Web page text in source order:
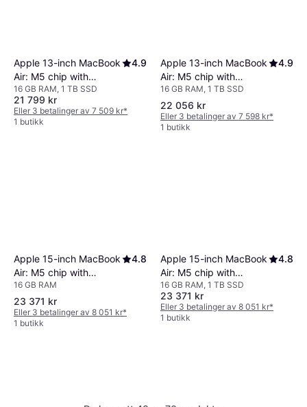
Apple 13-inch MacBook
Air: M5 chip with
10‑core CPU and
10‑core GPU, 16GB,
1TB SSD - Midnight
4.9
16 GB RAM, 1 TB SSD
21 799 kr
Eller 3 betalinger av 7 509 kr*
1 butikk
Apple 13-inch MacBook
Air: M5 chip with
10‑core CPU and
10‑core GPU, 16GB,
1TB SSD - Silver Danish
Layout
4.9
16 GB RAM, 1 TB SSD
22 056 kr
Eller 3 betalinger av 7 598 kr*
1 butikk
Apple 15-inch MacBook
Air: M5 chip with
10‑core CPU and
10‑core GPU, 16GB,
1TB SSD - Midnight
Danish Layout
4.8
16 GB RAM
23 371 kr
Eller 3 betalinger av 8 051 kr*
1 butikk
Apple 15-inch MacBook
Air: M5 chip with
10‑core CPU and
10‑core GPU, 16GB,
1TB SSD - Silver Danish
4.8
16 GB RAM, 1 TB SSD
23 371 kr
Eller 3 betalinger av 8 051 kr*
1 butikk